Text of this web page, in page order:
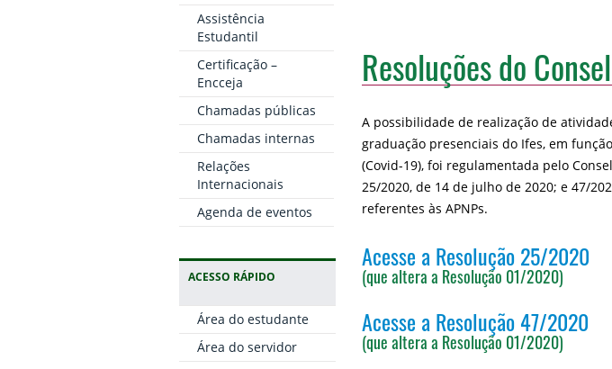
Assistência
Estudantil
Certificação –
Encceja
Chamadas públicas
Chamadas internas
Relações
Internacionais
Agenda de eventos
ACESSO RÁPIDO
Área do estudante
Área do servidor
Resoluções do
A possibilidade de realização de
graduação presenciais do Ifes, em
(Covid-19), foi regulamentada pelo
25/2020, de 14 de julho de 2020; e 47/
referentes às APNPs.
Acesse a Resolução 25/2020
(que altera a Resolução 01/2020)
Acesse a Resolução 47/2020
(que altera a Resolução 01/2020)